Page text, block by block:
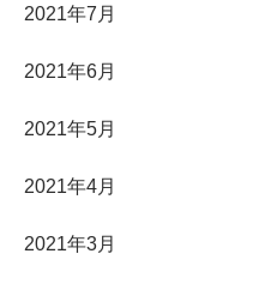
2021年7月
2021年6月
2021年5月
2021年4月
2021年3月